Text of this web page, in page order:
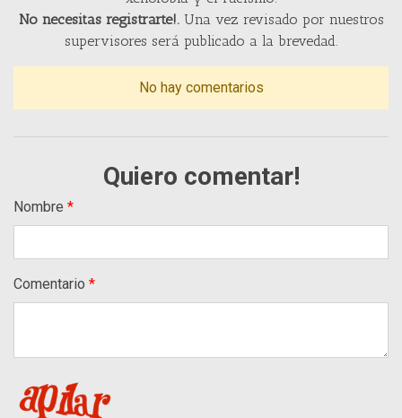
No necesitas registrarte!.Una vez revisado por nuestros
supervisores será publicado a la brevedad.
No hay comentarios
Quiero comentar!
Nombre
Comentario